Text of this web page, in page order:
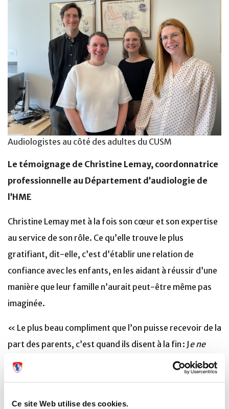
Ce site Web utilise des cookies.
Audiologistes au côté des adultes du CUSM
Le témoignage de Christine Lemay, coordonnatrice
professionnelle au Département d’audiologie de
l’HME
Christine Lemay met à la fois son cœur et son expertise
au service de son rôle. Ce qu’elle trouve le plus
gratifiant, dit-elle, c’est d’établir une relation de
confiance avec les enfants, en les aidant à réussir d’une
manière que leur famille n’aurait peut-être même pas
imaginée.
« Le plus beau compliment que l’on puisse recevoir de la
part des parents, c’est quand ils disent à la fin : Je ne
pensais pas que ça marcherait
e ne savais pas que
» Grâce à son